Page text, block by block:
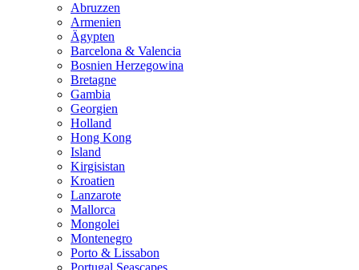
Abruzzen
Armenien
Ägypten
Barcelona & Valencia
Bosnien Herzegowina
Bretagne
Gambia
Georgien
Holland
Hong Kong
Island
Kirgisistan
Kroatien
Lanzarote
Mallorca
Mongolei
Montenegro
Porto & Lissabon